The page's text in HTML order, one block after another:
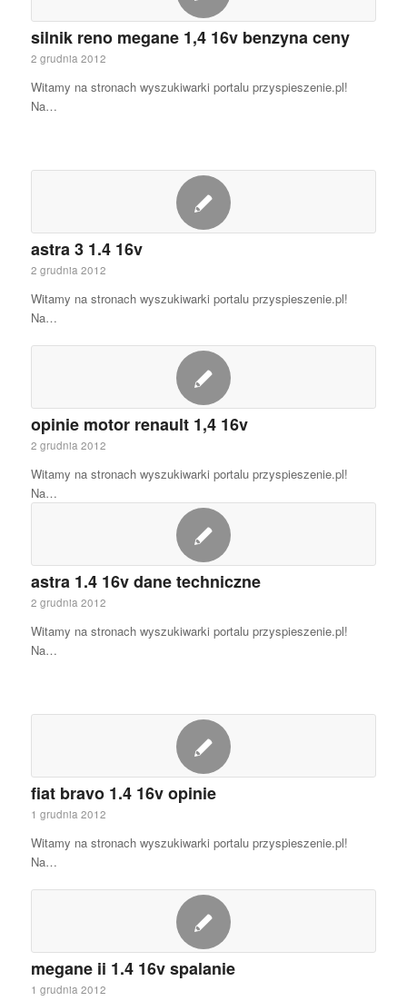
silnik reno megane 1,4 16v benzyna ceny
2 grudnia 2012
Witamy na stronach wyszukiwarki portalu przyspieszenie.pl!
Na…
astra 3 1.4 16v
2 grudnia 2012
Witamy na stronach wyszukiwarki portalu przyspieszenie.pl!
Na…
opinie motor renault 1,4 16v
2 grudnia 2012
Witamy na stronach wyszukiwarki portalu przyspieszenie.pl!
Na…
astra 1.4 16v dane techniczne
2 grudnia 2012
Witamy na stronach wyszukiwarki portalu przyspieszenie.pl!
Na…
fiat bravo 1.4 16v opinie
1 grudnia 2012
Witamy na stronach wyszukiwarki portalu przyspieszenie.pl!
Na…
megane ii 1.4 16v spalanie
1 grudnia 2012